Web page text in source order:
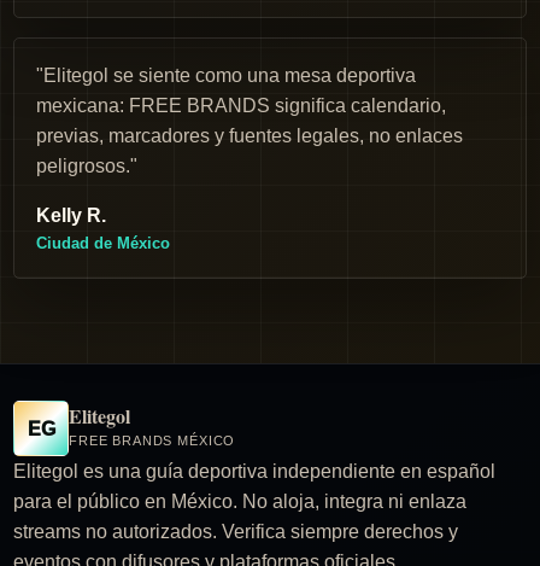
"Elitegol se siente como una mesa deportiva
mexicana: FREE BRANDS significa calendario,
previas, marcadores y fuentes legales, no enlaces
peligrosos."
Kelly R.
Ciudad de México
EG Elitegol
FREE BRANDS MÉXICO
Elitegol es una guía deportiva independiente en español
para el público en México. No aloja, integra ni enlaza
streams no autorizados. Verifica siempre derechos y
eventos con difusores y plataformas oficiales.